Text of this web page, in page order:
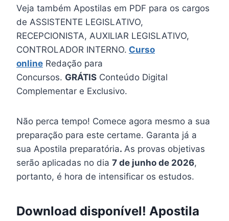
Veja também Apostilas em PDF para os cargos
de ASSISTENTE LEGISLATIVO,
RECEPCIONISTA, AUXILIAR LEGISLATIVO,
CONTROLADOR INTERNO. Curso
online Redação para
Concursos. GRÁTIS Conteúdo Digital
Complementar e Exclusivo.
Não perca tempo! Comece agora mesmo a sua
preparação para este certame. Garanta já a
sua Apostila preparatória. As provas objetivas
serão aplicadas no dia 7 de junho de 2026,
portanto, é hora de intensificar os estudos.
Download disponível! Apostila